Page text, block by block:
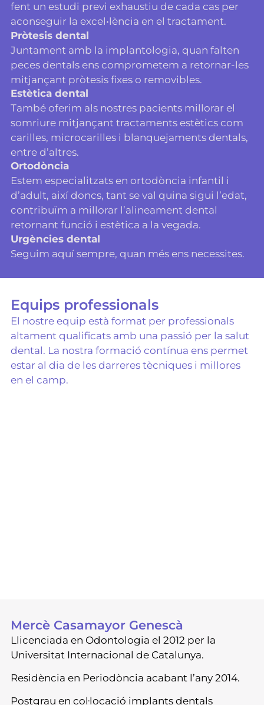
fent un estudi previ exhaustiu de cada cas per
aconseguir la excel•lència en el tractament.
⁠Pròtesis dental
Juntament amb la implantologia, quan falten
peces dentals ens comprometem a retornar-les
mitjançant pròtesis fixes o removibles.
Estètica dental
També oferim als nostres pacients millorar el
somriure mitjançant tractaments estètics com
carilles, microcarilles i blanquejaments dentals,
entre d’altres.
Ortodòncia
Estem especialitzats en ortodòncia infantil i
d’adult, així doncs, tant se val quina sigui l’edat,
contribuïm a millorar l’alineament dental
retornant funció i estètica a la vegada.
Urgències dental
Seguim aquí sempre, quan més ens necessites.
Equips professionals
El nostre equip està format per professionals
altament qualificats amb una passió per la salut
dental. La nostra formació contínua ens permet
estar al dia de les darreres tècniques i millores
en el camp.
Mercè Casamayor Genescà
Llicenciada en Odontologia el 2012 per la
Universitat Internacional de Catalunya.
Residència en Periodòncia acabant l’any 2014.
Postgrau en col·locació implants dentals